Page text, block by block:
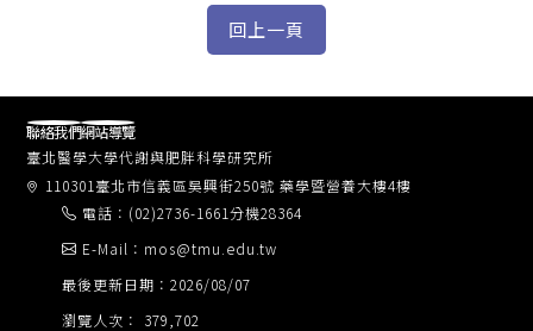
臺北醫學大學代謝與肥胖科學研究所
110301臺北市信義區吳興街250號 藥學暨營養大樓4樓
電話：(02)2736-1661分機28364
瀏覽人次： 379,702
E-Mail：mos@tmu.edu.tw
最後更新日期：2026/08/07
聯絡我們網站導覽